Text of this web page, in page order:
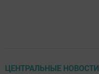
ЦЕНТРАЛЬНЫЕ НОВОСТИ